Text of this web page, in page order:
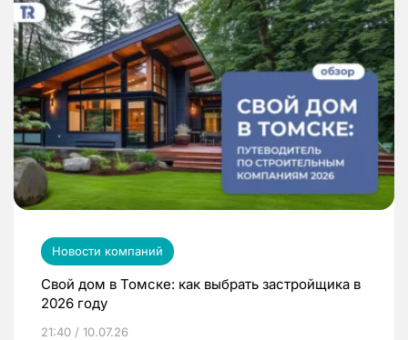
Новости компаний
Свой дом в Томске: как выбрать застройщика в
2026 году
21:40 / 10.07.26